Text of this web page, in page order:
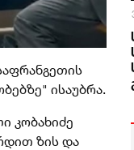
ისაუბრა.
კობახიძე
ზის და